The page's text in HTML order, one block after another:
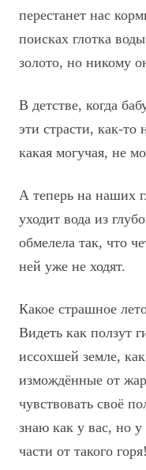
перестанет нас
поисках глотка
золото, но никому
В детстве, когда
эти страсти, как-
какая могучая, не
А теперь на наших
уходит вода из
обмелела так, что
ней уже не ходят.
Какое страшное
Видеть как ползут
иссохшей земле,
измождённые от
чувствовать своё
знаю как у вас, но у
части от такого